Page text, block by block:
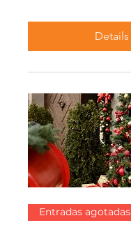
Details
Entradas agotadas